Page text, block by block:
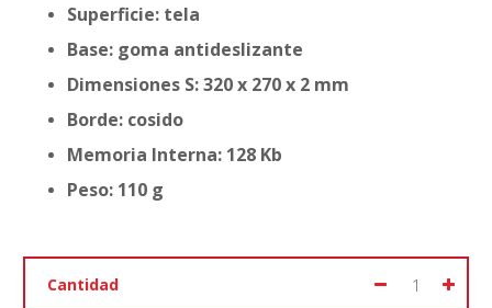
Superficie: tela
Base: goma antideslizante
Dimensiones S: 320 x 270 x 2 mm
Borde: cosido
Memoria Interna: 128 Kb
Peso: 110 g
Cantidad